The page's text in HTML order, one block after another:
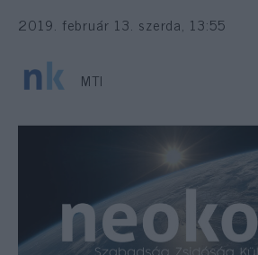
2019. február 13. szerda, 13:55
MTI